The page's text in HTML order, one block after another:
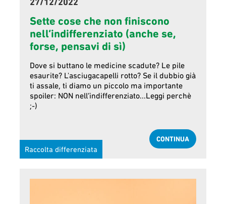
Sette cose che non finiscono
nell’indifferenziato (anche se,
forse, pensavi di sì)
Dove si buttano le medicine scadute? Le pile
esaurite? L'asciugacapelli rotto? Se il dubbio già
ti assale, ti diamo un piccolo ma importante
spoiler: NON nell’indifferenziato...Leggi perchè
;-)
Raccolta differenziata
CONTINUA